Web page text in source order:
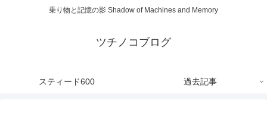
乗り物と記憶の影 Shadow of Machines and Memory
ツチノコブログ
スティード600 過去記事